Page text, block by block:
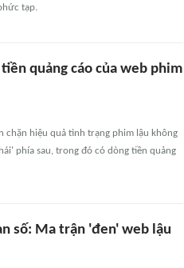
tạp.
quảng cáo của web phim
chặn hiệu quả tình trạng phim lậu không
phía sau, trong đó có dòng tiền quảng
số: Ma trận 'đen' web lậu